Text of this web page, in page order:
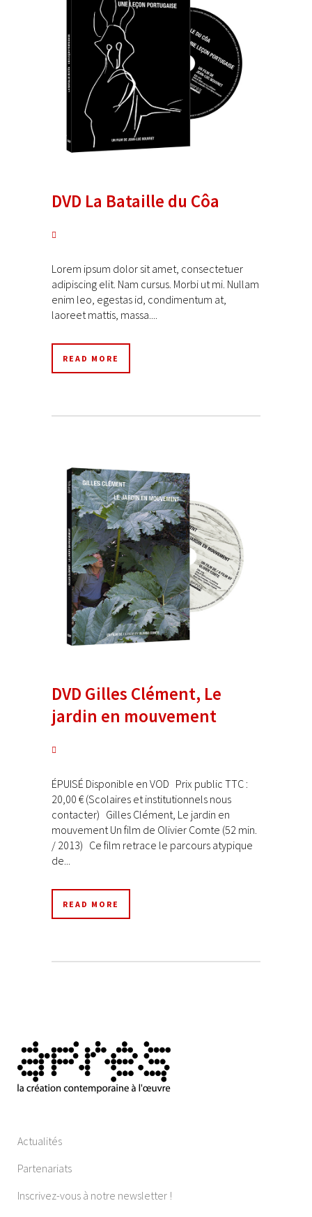
DVD La Bataille du Côa
Lorem ipsum dolor sit amet, consectetuer
adipiscing elit. Nam cursus. Morbi ut mi. Nullam
enim leo, egestas id, condimentum at,
laoreet mattis, massa....
READ MORE
DVD Gilles Clément, Le
jardin en mouvement
ÉPUISÉ Disponible en VOD Prix public TTC :
20,00 € (Scolaires et institutionnels nous
contacter) Gilles Clément, Le jardin en
mouvement Un film de Olivier Comte (52 min.
/ 2013) Ce film retrace le parcours atypique
de...
READ MORE
Actualités
Partenariats
Inscrivez-vous à notre newsletter !